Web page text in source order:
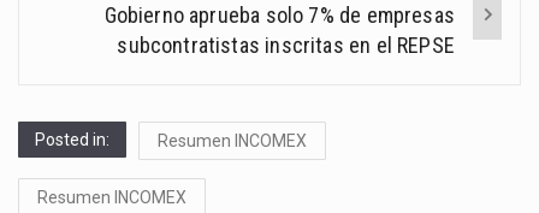
Gobierno aprueba solo 7% de empresas
subcontratistas inscritas en el REPSE
Posted in: Resumen INCOMEX
Resumen INCOMEX